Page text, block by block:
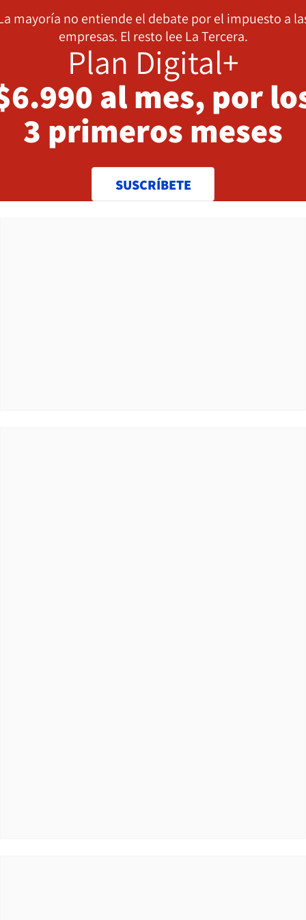
mayoría no entiende el debate por el impuesto a
empresas. El resto lee La Tercera.
Plan Digital+
al mes, por
3 primeros meses
SUSCRÍBETE